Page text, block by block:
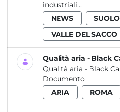
industriali...
NEWS
SUOLO
VALLE DEL SACCO
Qualità aria - Black
Qualità aria - Black
Documento
ARIA
ROMA